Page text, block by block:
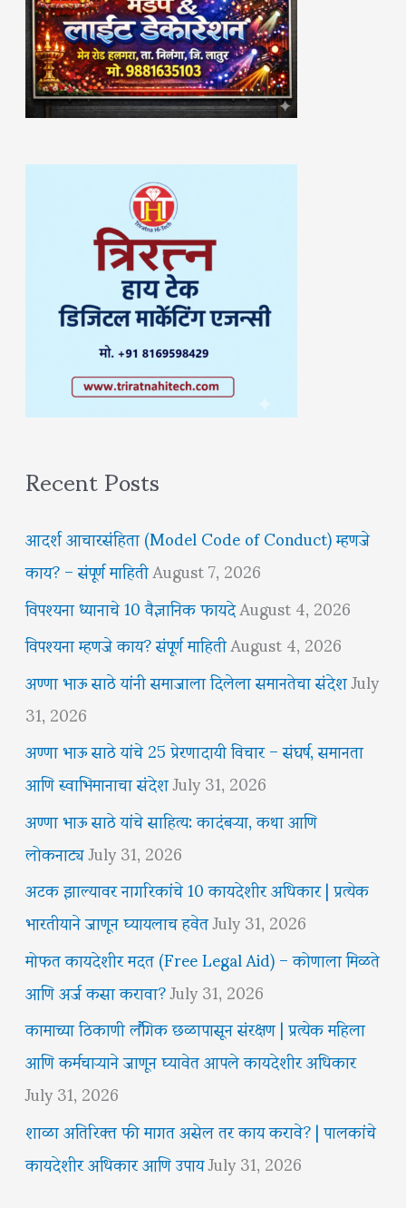
Recent Posts
आदर्श आचारसंहिता (Model Code of Conduct) म्हणजे
काय? – संपूर्ण माहितीAugust 7, 2026
विपश्यना ध्यानाचे 10 वैज्ञानिक फायदेAugust 4, 2026
विपश्यना म्हणजे काय? संपूर्ण माहितीAugust 4, 2026
अण्णा भाऊ साठे यांनी समाजाला दिलेला समानतेचा संदेशJuly
31, 2026
अण्णा भाऊ साठे यांचे 25 प्रेरणादायी विचार – संघर्ष, समानता
आणि स्वाभिमानाचा संदेशJuly 31, 2026
अण्णा भाऊ साठे यांचे साहित्य: कादंबऱ्या, कथा आणि
लोकनाट्यJuly 31, 2026
अटक झाल्यावर नागरिकांचे 10 कायदेशीर अधिकार | प्रत्येक
भारतीयाने जाणून घ्यायलाच हवेतJuly 31, 2026
मोफत कायदेशीर मदत (Free Legal Aid) – कोणाला मिळते
आणि अर्ज कसा करावा?July 31, 2026
कामाच्या ठिकाणी लैंगिक छळापासून संरक्षण | प्रत्येक महिला
आणि कर्मचाऱ्याने जाणून घ्यावेत आपले कायदेशीर अधिकार
July 31, 2026
शाळा अतिरिक्त फी मागत असेल तर काय करावे? | पालकांचे
कायदेशीर अधिकार आणि उपायJuly 31, 2026